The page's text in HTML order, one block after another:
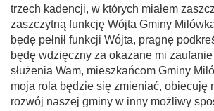
trzech kadencji, w których miałem
zaszczytną funkcję Wójta Gminy
będę pełnił funkcji Wójta, pragnę
będę wdzięczny za okazane mi
służenia Wam, mieszkańcom Gminy
moja rola będzie się zmieniać, obiecuję
rozwój naszej gminy w inny możliwy